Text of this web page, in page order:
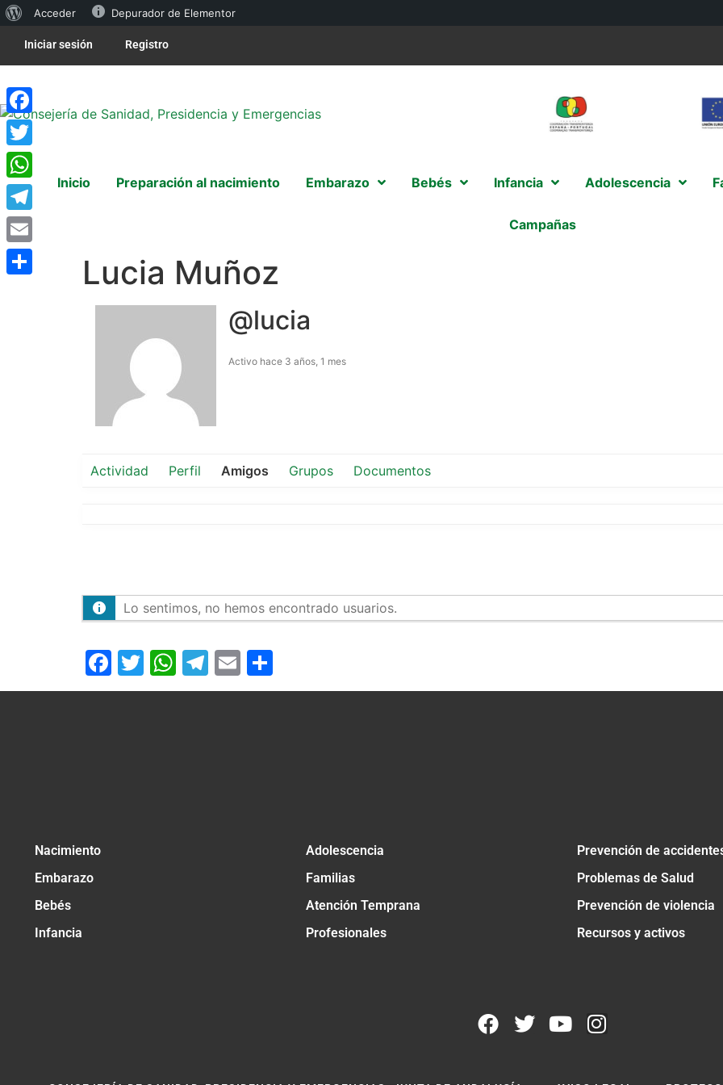
Acceder Depurador de Elementor
Iniciar sesión Registro
Inicio Preparación al nacimiento Embarazo Bebés Infancia Adolescencia
Campañas
Lucia Muñoz
@lucia
Activo hace 3 años, 1 mes
Actividad Perfil Amigos Grupos Documentos
Lo sentimos, no hemos encontrado usuarios.
Facebook
Twitter
WhatsApp
Telegram
Email
Nacimiento
Embarazo
Bebés
Infancia
Adolescencia
Familias
Atención Temprana
Profesionales
Prevención de
Problemas de Salud
Prevención de violencia
Recursos y activos
Facebook
Twitter
WhatsApp
Telegram
Email